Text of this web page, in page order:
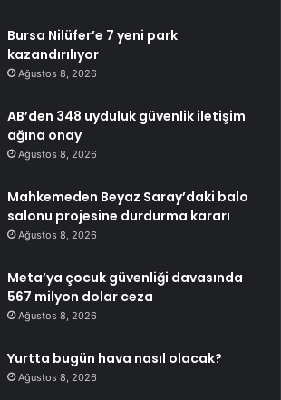
Bursa Nilüfer’e 7 yeni park
kazandırılıyor
Ağustos 8, 2026
AB’den 348 uyduluk güvenlik iletişim
ağına onay
Ağustos 8, 2026
Mahkemeden Beyaz Saray’daki balo
salonu projesine durdurma kararı
Ağustos 8, 2026
Meta’ya çocuk güvenliği davasında
567 milyon dolar ceza
Ağustos 8, 2026
Yurtta bugün hava nasıl olacak?
Ağustos 8, 2026